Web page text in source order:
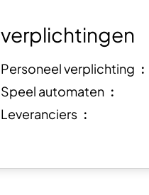
verplichtingen
Personeel verplichting ︰
Speel automaten ︰
Leveranciers ︰